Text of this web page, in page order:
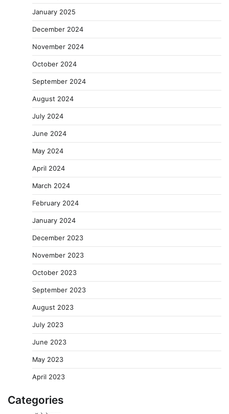
January 2025
December 2024
November 2024
October 2024
September 2024
August 2024
July 2024
June 2024
May 2024
April 2024
March 2024
February 2024
January 2024
December 2023
November 2023
October 2023
September 2023
August 2023
July 2023
June 2023
May 2023
April 2023
Categories